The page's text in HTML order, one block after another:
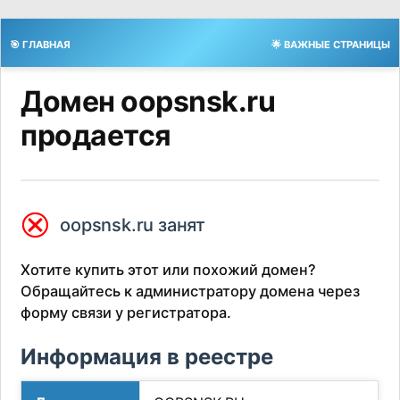
🎯 ГЛАВНАЯ 🌟 ВАЖНЫЕ СТРАНИЦЫ
Домен oopsnsk.ru
продается
⮿ oopsnsk.ru занят
Хотите купить этот или похожий домен?
Обращайтесь к администратору домена через
форму связи у регистратора.
Информация в реестре